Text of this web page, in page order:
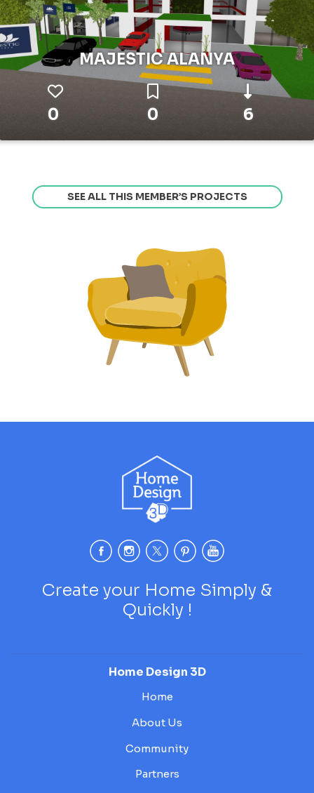
MAJESTIC ALANYA
0 0 6
SEE ALL THIS MEMBER’S PROJECTS
Create your Home Simply &
Quickly !
Home Design 3D
Home
About Us
Community
Partners